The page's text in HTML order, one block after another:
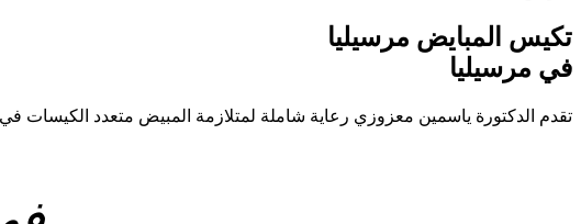
تكيس المبايض مرسيليا
في مرسيليا
تقدم الدكتورة ياسمين معزوزي رعاية شاملة لمتلازمة المبيض متعدد الكيسات